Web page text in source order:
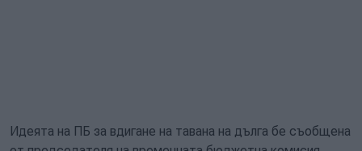
Идеята на ПБ за вдигане на тавана на дълга бе съобщена